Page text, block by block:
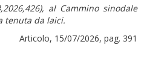
al Cammino sinodale
tenuta da laici.
Articolo, 15/07/2026, pag. 391